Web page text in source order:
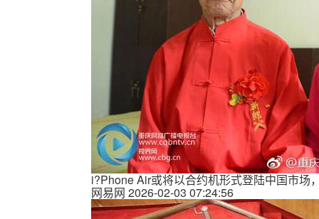
i?Phone Air或将以合约机形式登陆中国市场
网易网 2026-02-03 07:24:56